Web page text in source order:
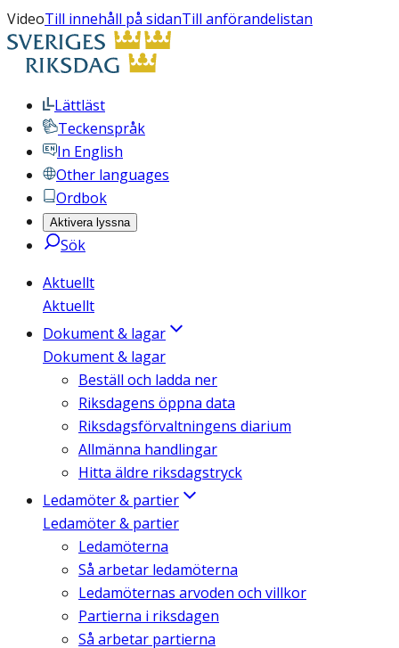
VideoTill innehåll på sidanTill anförandelistan
Lättläst
Teckenspråk
In English
Other languages
Ordbok
Aktivera lyssna
Sök
Aktuellt
Aktuellt
Dokument & lagar
Dokument & lagar
Beställ och ladda ner
Riksdagens öppna data
Riksdagsförvaltningens diarium
Allmänna handlingar
Hitta äldre riksdagstryck
Ledamöter & partier
Ledamöter & partier
Ledamöterna
Så arbetar ledamöterna
Ledamöternas arvoden och villkor
Partierna i riksdagen
Så arbetar partierna